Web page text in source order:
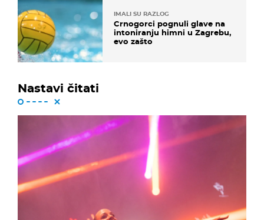
IMALI SU RAZLOG
Crnogorci pognuli glave na
intoniranju himni u Zagrebu,
evo zašto
Nastavi čitati